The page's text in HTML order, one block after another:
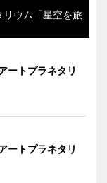
ウム「星空を旅
ートプラネタリ
ートプラネタリ